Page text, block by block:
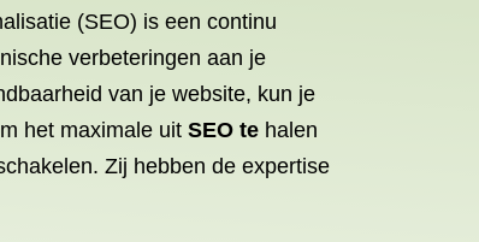
(SEO) is een continu
verbeteringen aan je
van je website, kun je
het maximale uit SEO te halen
Zij hebben de expertise